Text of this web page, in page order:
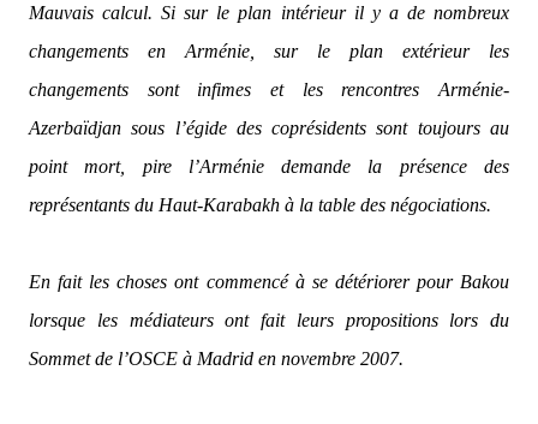
Mauvais calcul. Si sur le plan intérieur il y a de nombreux
changements en Arménie, sur le plan extérieur les
changements sont infimes et les rencontres Arménie-
Azerbaïdjan sous l’égide des coprésidents sont toujours au
point mort, pire l’Arménie demande la présence des
représentants du Haut-Karabakh à la table des négociations.
En fait les choses ont commencé à se détériorer pour Bakou
lorsque les médiateurs ont fait leurs propositions lors du
Sommet de l’OSCE à Madrid en novembre 2007.